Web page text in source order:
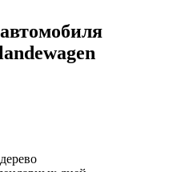
дерево